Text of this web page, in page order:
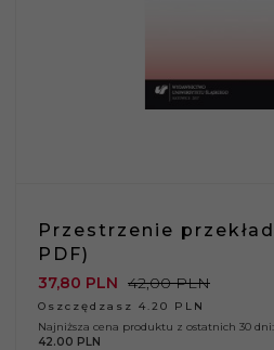
Przestrzenie
PDF)
37,80 PLN 42,00 PLN
Oszczędzasz 4.20 PLN
Najniższa cena produktu z ostatnich 30 dni:
42.00 PLN